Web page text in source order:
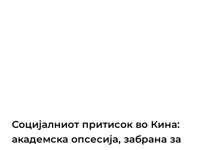
Социјалниот притисок во Кина:
академска опсесија, забрана за